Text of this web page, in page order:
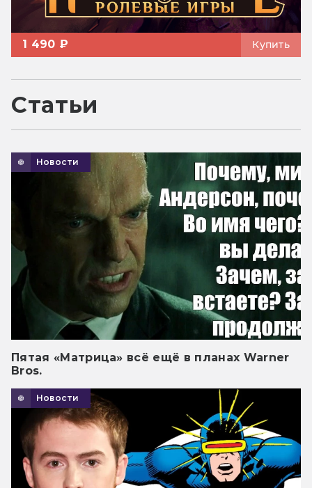
1 490 ₽ Купить
Статьи
Новости
Пятая «Матрица» всё ещё в планах Warner
Bros.
Новости